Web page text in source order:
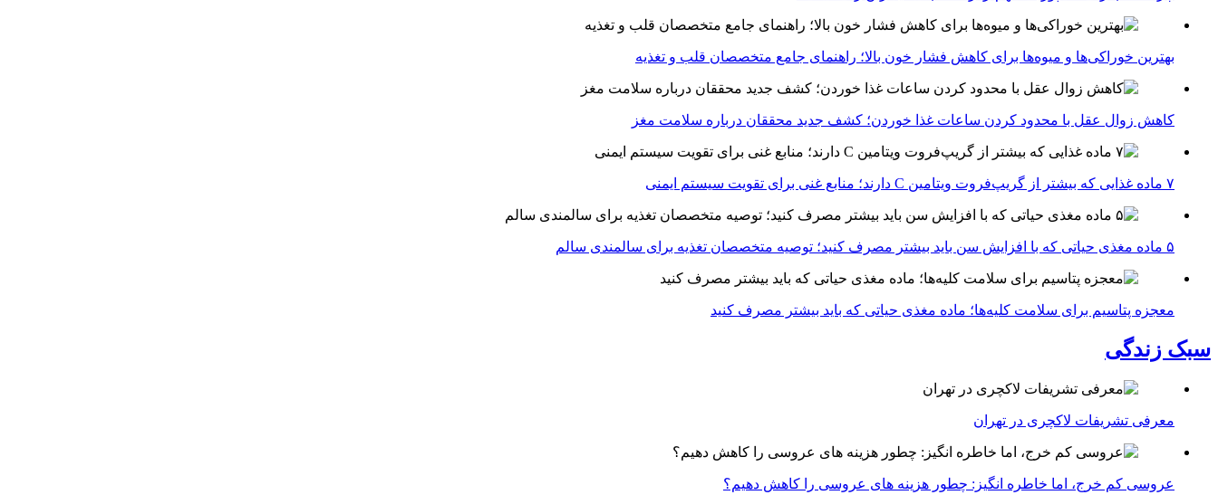
بهترین خوراکی‌ها و میوه‌ها برای کاهش فشار خون بالا؛ راهنمای جامع متخصصان قلب و تغذیه
کاهش زوال عقل با محدود کردن ساعات غذا خوردن؛ کشف جدید محققان درباره سلامت مغز
۷ ماده غذایی که بیشتر از گریپ‌فروت ویتامین C دارند؛ منابع غنی برای تقویت سیستم ایمنی
۵ ماده مغذی حیاتی که با افزایش سن باید بیشتر مصرف کنید؛ توصیه متخصصان تغذیه برای سالمندی سالم
معجزه پتاسیم برای سلامت کلیه‌ها؛ ماده مغذی حیاتی که باید بیشتر مصرف کنید
سبک زندگی
معرفی تشریفات لاکچری در تهران
عروسی کم خرج، اما خاطره انگیز: چطور هزینه های عروسی را کاهش دهیم؟